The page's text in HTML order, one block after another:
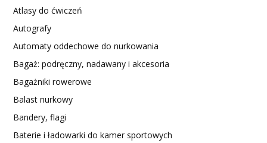
Atlasy do ćwiczeń
Autografy
Automaty oddechowe do nurkowania
Bagaż: podręczny, nadawany i akcesoria
Bagażniki rowerowe
Balast nurkowy
Bandery, flagi
Baterie i ładowarki do kamer sportowych